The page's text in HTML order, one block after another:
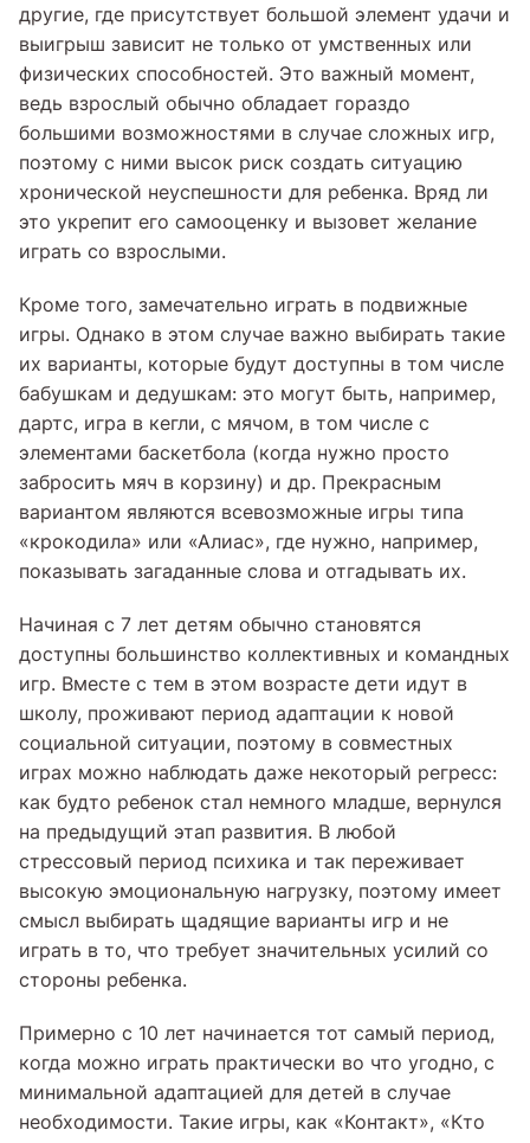
другие, где присутствует большой элемент удачи и
выигрыш зависит не только от умственных или
физических способностей. Это важный момент,
ведь взрослый обычно обладает гораздо
большими возможностями в случае сложных игр,
поэтому с ними высок риск создать ситуацию
хронической неуспешности для ребенка. Вряд ли
это укрепит его самооценку и вызовет желание
играть со взрослыми.
Кроме того, замечательно играть в подвижные
игры. Однако в этом случае важно выбирать такие
их варианты, которые будут доступны в том числе
бабушкам и дедушкам: это могут быть, например,
дартс, игра в кегли, с мячом, в том числе с
элементами баскетбола (когда нужно просто
забросить мяч в корзину) и др. Прекрасным
вариантом являются всевозможные игры типа
«крокодила» или «Алиас», где нужно, например,
показывать загаданные слова и отгадывать их.
Начиная с 7 лет детям обычно становятся
доступны большинство коллективных и командных
игр. Вместе с тем в этом возрасте дети идут в
школу, проживают период адаптации к новой
социальной ситуации, поэтому в совместных
играх можно наблюдать даже некоторый регресс:
как будто ребенок стал немного младше, вернулся
на предыдущий этап развития. В любой
стрессовый период психика и так переживает
высокую эмоциональную нагрузку, поэтому имеет
смысл выбирать щадящие варианты игр и не
играть в то, что требует значительных усилий со
стороны ребенка.
Примерно с 10 лет начинается тот самый период,
когда можно играть практически во что угодно, с
минимальной адаптацией для детей в случае
необходимости. Такие игры, как «Контакт», «Кто